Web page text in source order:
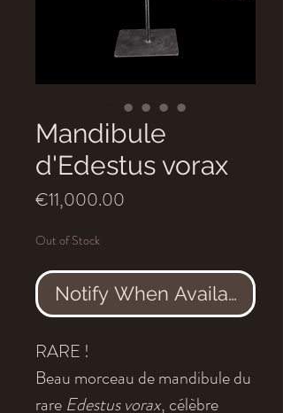
Mandibule
d'Edestus vorax
€11,000.00
Out of Stock
Notify When Available
RARE !
Beau morceau de mandibule du
rare Edestus vorax, célèbre